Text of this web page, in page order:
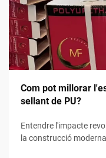
Com pot millorar
sellant de PU?
Entendre l'impacte
la construcció